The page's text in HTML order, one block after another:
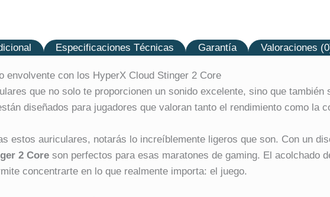
Especificaciones Técnicas Garantía Valoraciones
envolvente con los HyperX Cloud Stinger 2 Core
que no solo te proporcionen un sonido excelente, sino que
diseñados para jugadores que valoran tanto el rendimiento como la
estos auriculares, notarás lo increíblemente ligeros que son. Con un
2 Core son perfectos para esas maratones de gaming. El acolchado
concentrarte en lo que realmente importa: el juego.